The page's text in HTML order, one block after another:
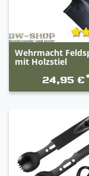
Wehrmacht
mit Holzstiel
24,95 €